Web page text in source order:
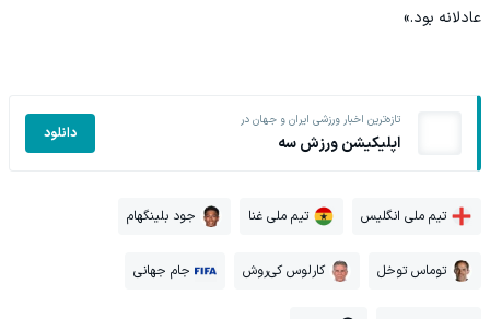
عادلانه بود.»
تازه‌ترین اخبار ورزشی ایران و جهان در
اپلیکیشن ورزش سه دانلود
تیم ملی انگلیس تیم ملی غنا جود بلینگهام
توماس توخل کارلوس کی‌روش جام جهانی